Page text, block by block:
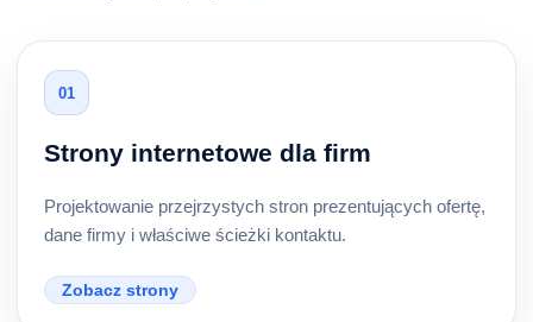
01
Strony internetowe dla firm
Projektowanie przejrzystych stron prezentujących ofertę,
dane firmy i właściwe ścieżki kontaktu.
Zobacz strony